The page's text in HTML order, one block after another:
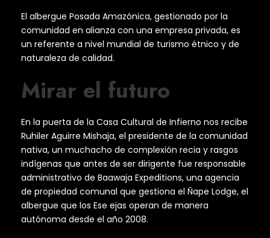
El albergue Posada Amazónica, gestionado por la
comunidad en alianza con una empresa privada, es
un referente a nivel mundial de turismo étnico y de
naturaleza de calidad.
Mirar el futuro
En la puerta de la Casa Cultural de Infierno nos recibe
Ruhiler Aguirre Mishaja, el presidente de la comunidad
nativa, un muchacho de complexión recia y rasgos
indígenas que antes de ser dirigente fue responsable
administrativo de Baawaja Expeditions, una agencia
de propiedad comunal que gestiona el Ñape Lodge, el
albergue que los Ese ejas operan de manera
autónoma desde el año 2008.